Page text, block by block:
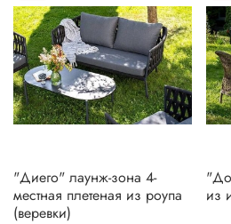
"Диего" лаунж-зона 4-
местная плетеная из роупа
(веревки)
из